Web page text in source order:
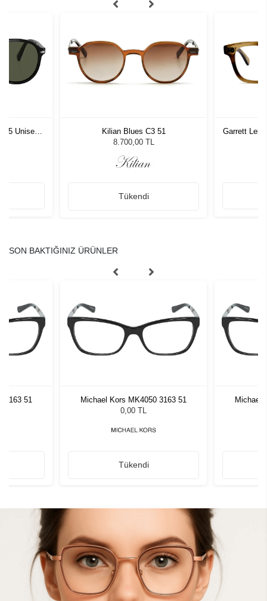
55 Unisex
Kilian Blues C3 51
8.700,00 TL
Tükendi
Garrett
SON BAKTIĞINIZ ÜRÜNLER
3163 51
Michael Kors MK4050 3163 51
0,00 TL
Tükendi
Michael